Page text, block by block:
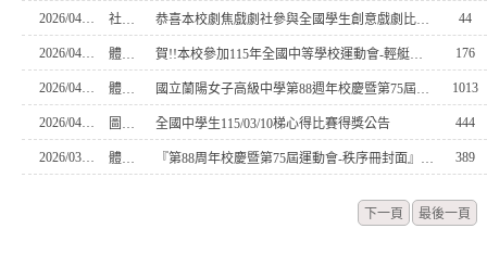
2026/04/24 社團活動組 恭喜本校劇焦戲劇社參與全國學生創意戲劇比賽榮獲【優等】 44
2026/04/24 體育組 賀!!本校參加115年全國中等學校運動會-輕艇項目榮獲佳績 176
2026/04/22 體育組 國立蘭陽女子高級中學第88週年校慶暨第75屆運動會 成績公告 1013
2026/04/09 圖書館 全國中學生115/03/10梯心得比賽得獎公告 444
2026/03/25 體育組 『第88周年校慶暨第75屆運動會-秩序冊封面』 得獎名單 389
下一頁 最後一頁